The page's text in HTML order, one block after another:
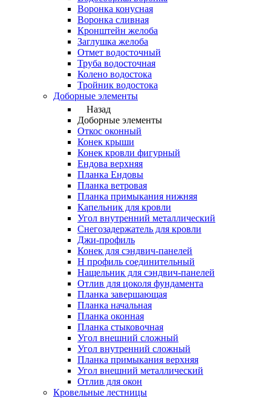
Воронка конусная
Воронка сливная
Кронштейн желоба
Заглушка желоба
Отмет водосточный
Труба водосточная
Колено водостока
Тройник водостока
Доборные элементы
Назад
Доборные элементы
Откос оконный
Конек крыши
Конек кровли фигурный
Ендова верхняя
Планка Ендовы
Планка ветровая
Планка примыкания нижняя
Капельник для кровли
Угол внутренний металлический
Снегозадержатель для кровли
Джи-профиль
Конек для сэндвич-панелей
Н профиль соединительный
Нащельник для сэндвич-панелей
Отлив для цоколя фундамента
Планка завершающая
Планка начальная
Планка оконная
Планка стыковочная
Угол внешний сложный
Угол внутренний сложный
Планка примыкания верхняя
Угол внешний металлический
Отлив для окон
Кровельные лестницы